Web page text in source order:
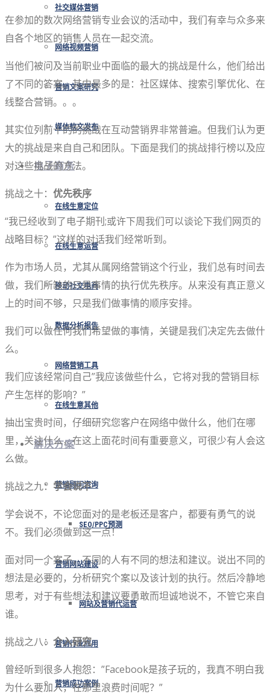
社交媒体营销
网络视频营销
营销文案研究
媒体软文发布
电子商务
在线生意定位
在线生意运营
移动社交电商
数据分析报告
网络营销工具
在线生意其他
解决方案
营销顾问咨询
SEO/PPC预测
营销网站建设
网站及营销代运营
营销行业应用
营销成功案例
在参加的数次网络营销专业会议的活动中，我们有幸与众多来
自各个地区的销售人员在一起交流。
当他们被问及当前职业中面临的最大的挑战是什么，他们给出
了不同的答案。其中最多的是：社区媒体、搜索引擎优化、在
线整合营销。。。
其实位列前十的的挑战在互动营销界非常普遍。但我们认为更
大的挑战是来自自己和团队。下面是我们的挑战排行榜以及应
对这些挑战的方法。
挑战之十： 优先秩序
“我已经收到了电子期刊;或许下周我们可以谈论下我们网页的
战略目标？”这样的对话我们经常听到。
作为市场人员，尤其从属网络营销这个行业，我们总有时间去
做，我们所缺的只是事情的执行优先秩序。从来没有真正意义
上的时间不够，只是我们做事情的顺序安排。
我们可以做任何我们希望做的事情，关键是我们决定先去做什
么。
我们应该经常问自己”我应该做些什么，它将对我的营销目标
产生怎样的影响？”
抽出宝贵时间，仔细研究您客户在网络中做什么，他们在哪
里，关注什么，在这上面花时间有重要意义，可很少有人会这
么做。
挑战之九： 学会说不
学会说不，不论您面对的是老板还是客户，都要有勇气的说
不。我们必须做到这一点！
面对同一个案子，不同的人有不同的想法和建议。说出不同的
想法是必要的，分析研究个案以及该计划的执行。然后冷静地
思考，对于有些想法和建议要勇敢而坦诚地说不，不管它来自
谁。
挑战之八： 介入研究
曾经听到很多人抱怨：”Facebook是孩子玩的，我真不明白我
为什么要加入，在那里浪费时间呢？”